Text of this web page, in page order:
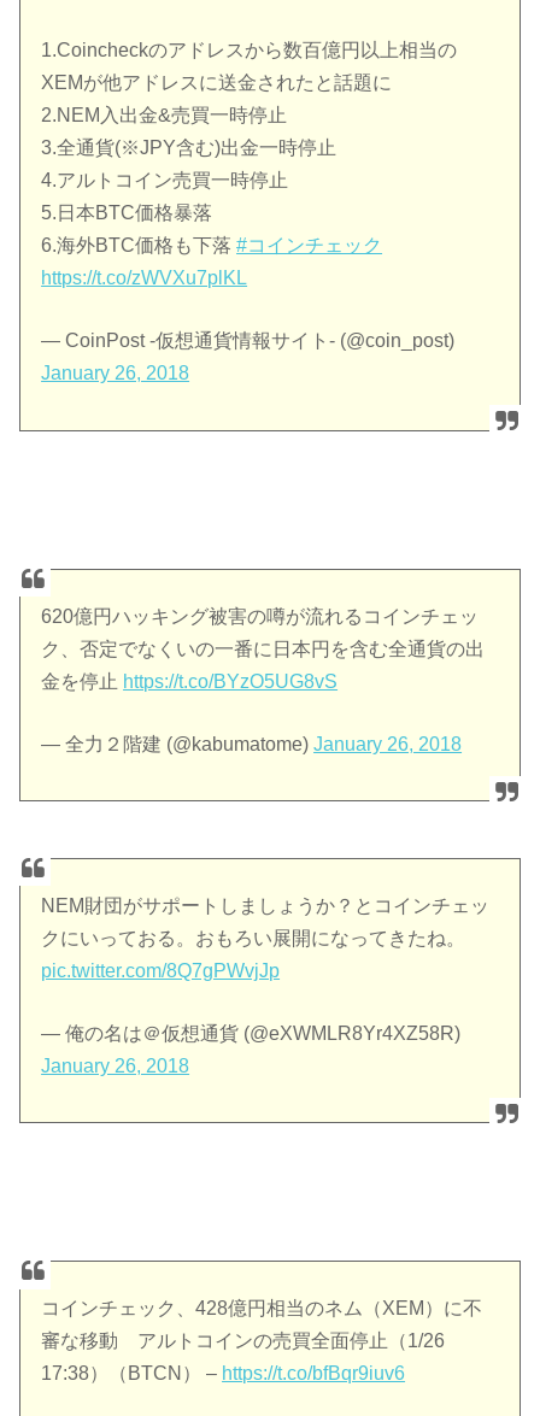
1.Coincheckのアドレスから数百億円以上相当の
XEMが他アドレスに送金されたと話題に
2.NEM入出金&売買一時停止
3.全通貨(※JPY含む)出金一時停止
4.アルトコイン売買一時停止
5.日本BTC価格暴落
6.海外BTC価格も下落#コインチェック
https://t.co/zWVXu7plKL
— CoinPost -仮想通貨情報サイト- (@coin_post)
January 26, 2018
620億円ハッキング被害の噂が流れるコインチェッ
ク、否定でなくいの一番に日本円を含む全通貨の出
金を停止 https://t.co/BYzO5UG8vS
— 全力２階建 (@kabumatome)January 26, 2018
NEM財団がサポートしましょうか？とコインチェッ
クにいっておる。おもろい展開になってきたね。
pic.twitter.com/8Q7gPWvjJp
— 俺の名は＠仮想通貨 (@eXWMLR8Yr4XZ58R)
January 26, 2018
コインチェック、428億円相当のネム（XEM）に不
審な移動 アルトコインの売買全面停止（1/26
17:38）（BTCN） – https://t.co/bfBqr9iuv6